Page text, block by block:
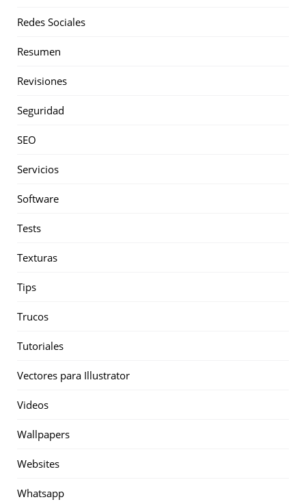
Redes Sociales
Resumen
Revisiones
Seguridad
SEO
Servicios
Software
Tests
Texturas
Tips
Trucos
Tutoriales
Vectores para Illustrator
Videos
Wallpapers
Websites
Whatsapp